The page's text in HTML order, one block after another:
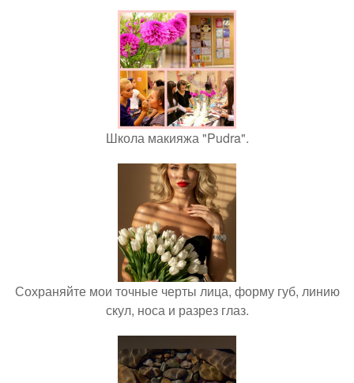
Школа макияжа "Pudra".
Сохраняйте мои точные черты лица, форму губ, линию
скул, носа и разрез глаз.